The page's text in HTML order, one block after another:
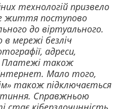
технологій призвело
життя поступово
до віртуального.
мережі безліч
адреси,
Платежі також
Мало того,
також підключається
Справжньою